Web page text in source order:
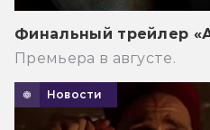
Финальный трейлер
Премьера в августе.
Новости